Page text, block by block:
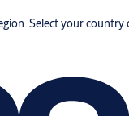
Select your